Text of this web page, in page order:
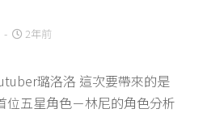
- 2年前
璐洛洛 這次要帶來的是
位五星角色－林尼的角色分析